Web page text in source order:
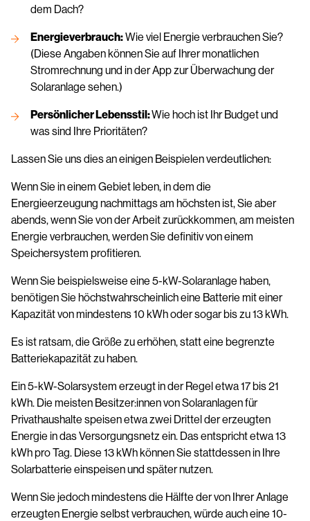
dem Dach?
Energieverbrauch:Wie viel Energie verbrauchen Sie?
(Diese Angaben können Sie auf Ihrer monatlichen
Stromrechnung und in der App zur Überwachung der
Solaranlage sehen.)
Persönlicher Lebensstil:Wie hoch ist Ihr Budget und
was sind Ihre Prioritäten?
Lassen Sie uns dies an einigen Beispielen verdeutlichen:
Wenn Sie in einem Gebiet leben, in dem die
Energieerzeugung nachmittags am höchsten ist, Sie aber
abends, wenn Sie von der Arbeit zurückkommen, am meisten
Energie verbrauchen, werden Sie definitiv von einem
Speichersystem profitieren.
Wenn Sie beispielsweise eine 5-kW-Solaranlage haben,
benötigen Sie höchstwahrscheinlich eine Batterie mit einer
Kapazität von mindestens 10 kWh oder sogar bis zu 13 kWh.
Es ist ratsam, die Größe zu erhöhen, statt eine begrenzte
Batteriekapazität zu haben.
Ein 5-kW-Solarsystem erzeugt in der Regel etwa 17 bis 21
kWh. Die meisten Besitzer:innen von Solaranlagen für
Privathaushalte speisen etwa zwei Drittel der erzeugten
Energie in das Versorgungsnetz ein. Das entspricht etwa 13
kWh pro Tag. Diese 13 kWh können Sie stattdessen in Ihre
Solarbatterie einspeisen und später nutzen.
Wenn Sie jedoch mindestens die Hälfte der von Ihrer Anlage
erzeugten Energie selbst verbrauchen, würde auch eine 10-